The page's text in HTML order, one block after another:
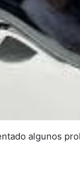
algunos